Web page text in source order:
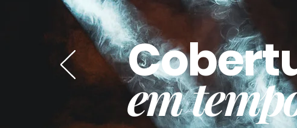
em